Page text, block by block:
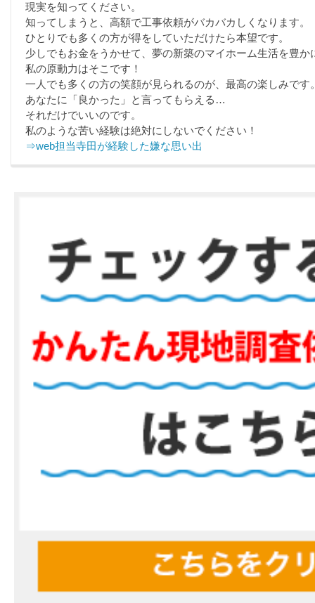
現実を知ってください。
知ってしまうと、高額で工事依頼がバカバカしくなります。
ひとりでも多くの方が得をしていただけたら本望です。
少しでもお金をうかせて、夢の新築のマイホーム生活を豊
私の原動力はそこです！
一人でも多くの方の笑顔が見られるのが、最高の楽しみです
あなたに「良かった」と言ってもらえる…
それだけでいいのです。
私のような苦い経験は絶対にしないでください！
⇒web担当寺田が経験した嫌な思い出